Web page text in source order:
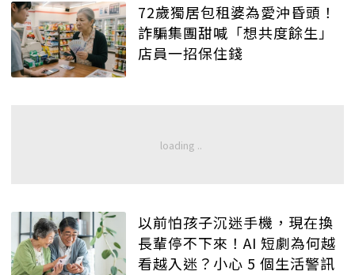
72歲獨居包租婆為愛沖昏頭！
詐騙集團甜喊「想共度餘生」
店員一招保住錢
以前怕孩子沉迷手機，現在換
長輩停不下來！AI 短劇為何越
看越入迷？小心 5 個生活警訊